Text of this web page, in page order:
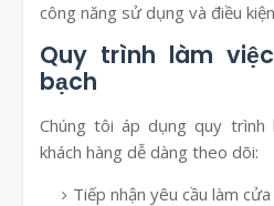
công năng sử dụng và điều
Quy trình làm
bạch
Chúng tôi áp dụng quy trình
khách hàng dễ dàng theo dõi:
Tiếp nhận yêu cầu làm